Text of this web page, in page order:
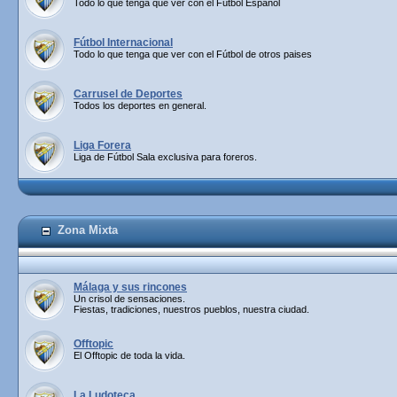
Todo lo que tenga que ver con el Fútbol Español
Fútbol Internacional
Todo lo que tenga que ver con el Fútbol de otros paises
Carrusel de Deportes
Todos los deportes en general.
Liga Forera
Liga de Fútbol Sala exclusiva para foreros.
Zona Mixta
Málaga y sus rincones
Un crisol de sensaciones.
Fiestas, tradiciones, nuestros pueblos, nuestra ciudad.
Offtopic
El Offtopic de toda la vida.